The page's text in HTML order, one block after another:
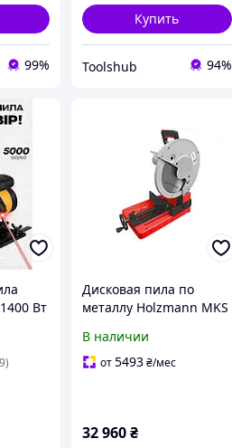
99%
Купить
Toolshub 94%
Вт
Дисковая пила по
металлу Holzmann MKS
В наличии
от5493₴/мес
32 960₴